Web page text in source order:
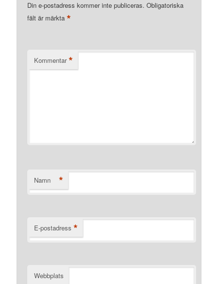
Din e-postadress kommer inte publiceras. Obligatoriska
fält är märkta*
Kommentar *
Namn *
E-postadress *
Webbplats